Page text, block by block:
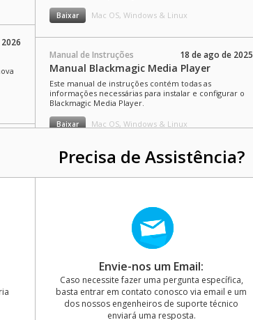
e
Baixar Mac OS, Windows & Linux
Manual de Instruções 18 de ago de 2025
Manual Blackmagic Media Player
Este manual de instruções contém todas as
informações necessárias para instalar e configurar o
Blackmagic Media Player.
Baixar Mac OS, Windows & Linux
Vídeo Informativo 5 de abr de 2025
Novidades da NAB 2025
Manual de Instruções 28 de nov de 2024
Guia de Migração do SDK DeckLink
Precisa de Assistência?
Envie-nos um Email:
Caso necessite fazer uma pergunta específica,
basta entrar em contato conosco via email e um
dos nossos engenheiros de suporte técnico
enviará uma resposta.